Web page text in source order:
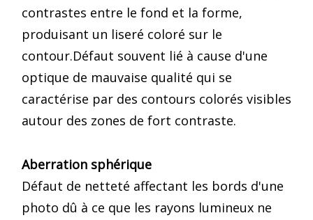
contrastes entre le fond et la forme,
produisant un liseré coloré sur le
contour.Défaut souvent lié à cause d'une
optique de mauvaise qualité qui se
caractérise par des contours colorés visibles
autour des zones de fort contraste.
Aberration sphérique
Défaut de netteté affectant les bords d'une
photo dû à ce que les rayons lumineux ne